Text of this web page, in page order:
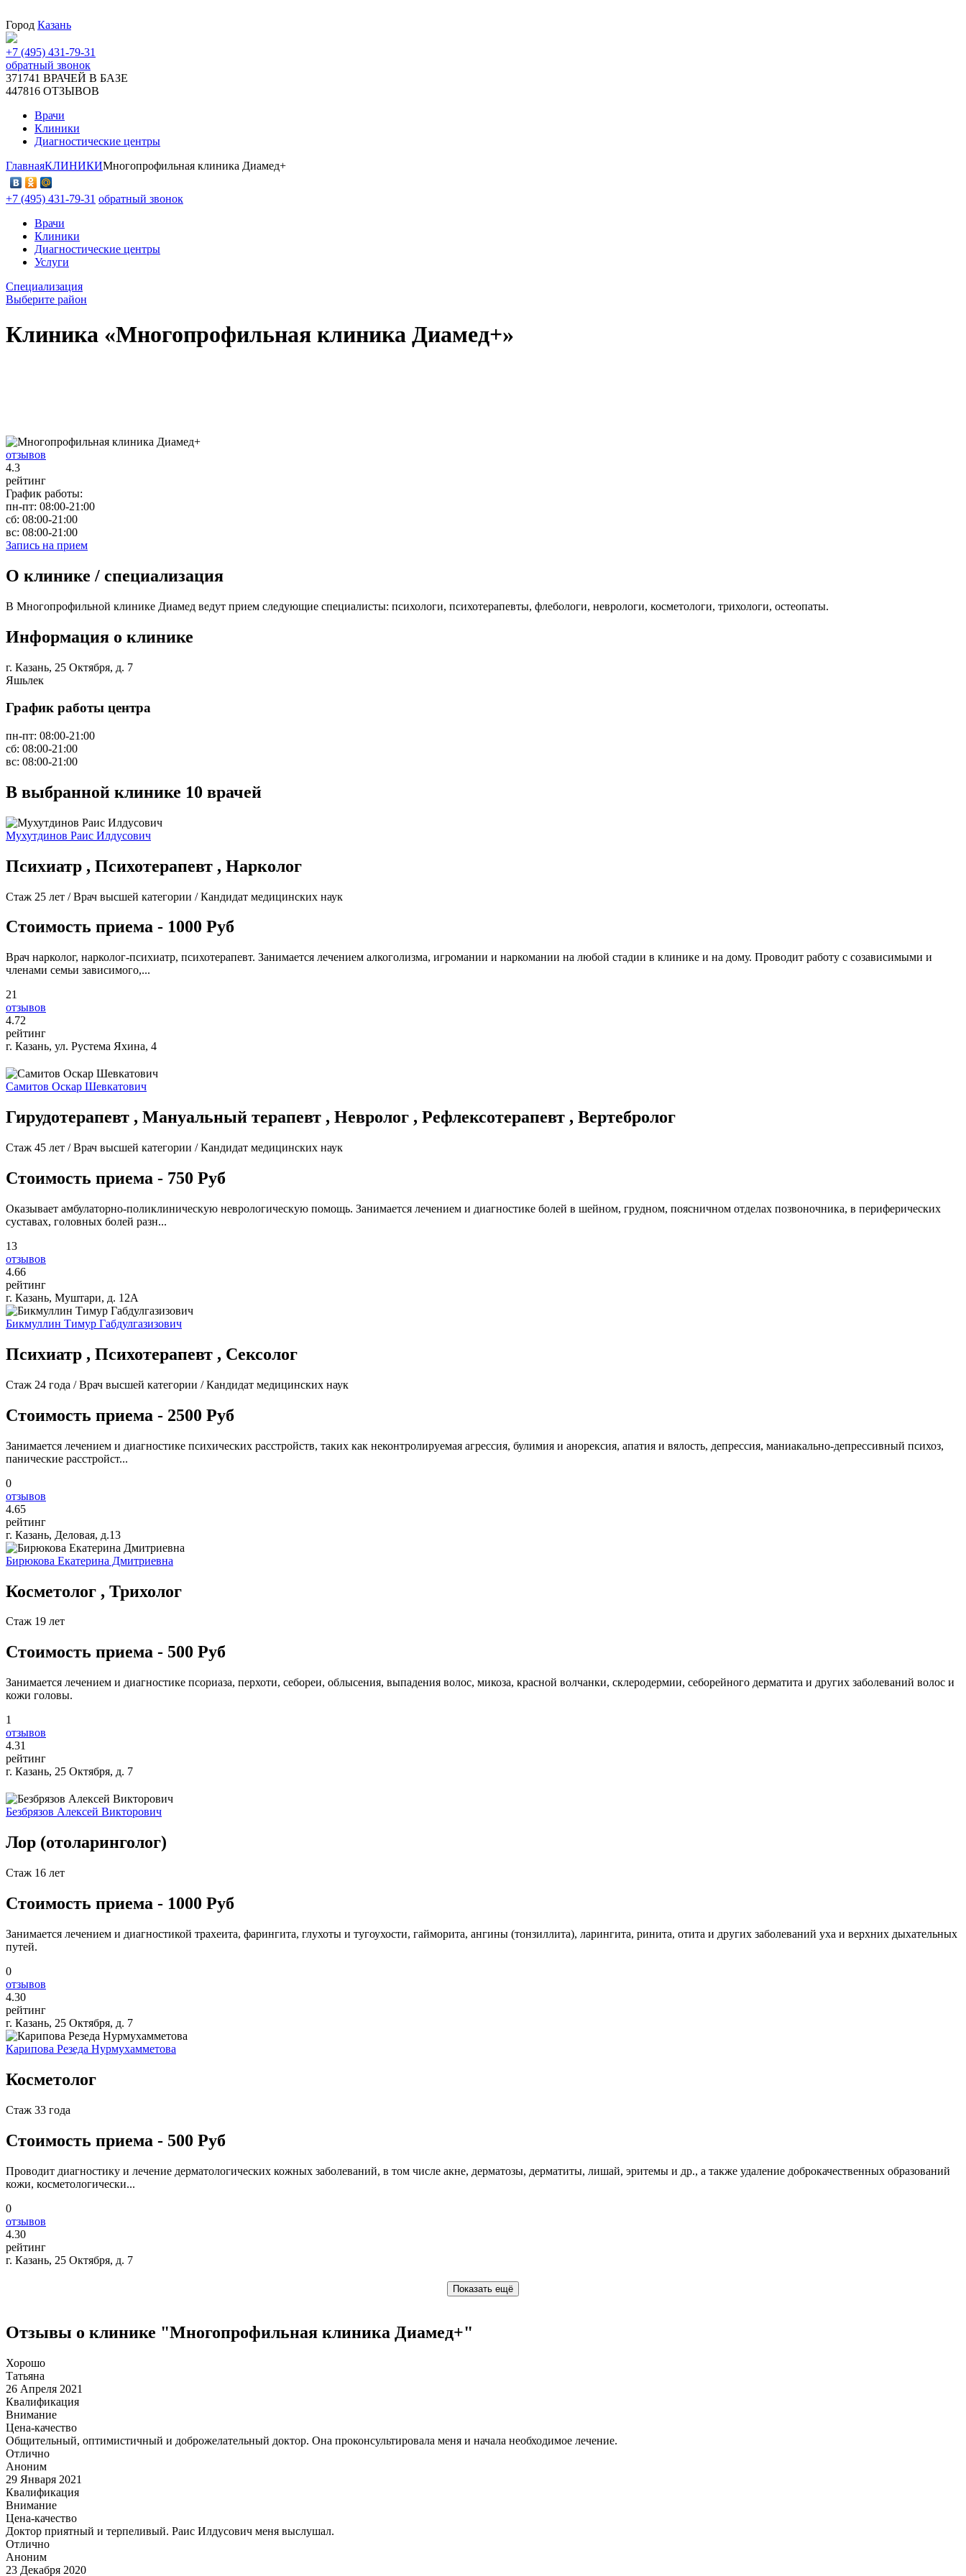
Город Казань
+7 (495) 431-79-31
обратный звонок
371741 ВРАЧЕЙ В БАЗЕ
447816 ОТЗЫВОВ
Врачи
Клиники
Диагностические центры
ГлавнаяКЛИНИКИМногопрофильная клиника Диамед+
+7 (495) 431-79-31 обратный звонок
Врачи
Клиники
Диагностические центры
Услуги
Специализация
Выберите район
Клиника «Многопрофильная клиника Диамед+»
отзывов
4.3
рейтинг
График работы:
пн-пт: 08:00-21:00
сб: 08:00-21:00
вс: 08:00-21:00
Запись на прием
О клинике / специализация
В Многопрофильной клинике Диамед ведут прием следующие специалисты: психологи, психотерапевты, флебологи, неврологи, косметологи, трихологи, остеопаты.
Информация о клинике
г. Казань, 25 Октября, д. 7
Яшьлек
График работы центра
пн-пт: 08:00-21:00
сб: 08:00-21:00
вс: 08:00-21:00
В выбранной клинике 10 врачей
Мухутдинов Раис Илдусович
Психиатр , Психотерапевт , Нарколог
Стаж 25 лет / Врач высшей категории / Кандидат медицинских наук
Стоимость приема - 1000 Руб
Врач нарколог, нарколог-психиатр, психотерапевт. Занимается лечением алкоголизма, игромании и наркомании на любой стадии в клинике и на дому. Проводит работу с созависимыми и
членами семьи зависимого,...
21
отзывов
4.72
рейтинг
г. Казань, ул. Рустема Яхина, 4
Самитов Оскар Шевкатович
Гирудотерапевт , Мануальный терапевт , Невролог , Рефлексотерапевт , Вертебролог
Стаж 45 лет / Врач высшей категории / Кандидат медицинских наук
Стоимость приема - 750 Руб
Оказывает амбулаторно-поликлиническую неврологическую помощь. Занимается лечением и диагностике болей в шейном, грудном, поясничном отделах позвоночника, в периферических
суставах, головных болей разн...
13
отзывов
4.66
рейтинг
г. Казань, Муштари, д. 12А
Бикмуллин Тимур Габдулгазизович
Психиатр , Психотерапевт , Сексолог
Стаж 24 года / Врач высшей категории / Кандидат медицинских наук
Стоимость приема - 2500 Руб
Занимается лечением и диагностике психических расстройств, таких как неконтролируемая агрессия, булимия и анорексия, апатия и вялость, депрессия, маниакально-депрессивный психоз,
панические расстройст...
0
отзывов
4.65
рейтинг
г. Казань, Деловая, д.13
Бирюкова Екатерина Дмитриевна
Косметолог , Трихолог
Стаж 19 лет
Стоимость приема - 500 Руб
Занимается лечением и диагностике псориаза, перхоти, себореи, облысения, выпадения волос, микоза, красной волчанки, склеродермии, себорейного дерматита и других заболеваний волос и
кожи головы.
1
отзывов
4.31
рейтинг
г. Казань, 25 Октября, д. 7
Безбрязов Алексей Викторович
Лор (отоларинголог)
Стаж 16 лет
Стоимость приема - 1000 Руб
Занимается лечением и диагностикой трахеита, фарингита, глухоты и тугоухости, гайморита, ангины (тонзиллита), ларингита, ринита, отита и других заболеваний уха и верхних дыхательных
путей.
0
отзывов
4.30
рейтинг
г. Казань, 25 Октября, д. 7
Карипова Резеда Нурмухамметова
Косметолог
Стаж 33 года
Стоимость приема - 500 Руб
Проводит диагностику и лечение дерматологических кожных заболеваний, в том числе акне, дерматозы, дерматиты, лишай, эритемы и др., а также удаление доброкачественных образований
кожи, косметологически...
0
отзывов
4.30
рейтинг
г. Казань, 25 Октября, д. 7
Показать ещё
Отзывы о клинике "Многопрофильная клиника Диамед+"
Хорошо
Татьяна
26 Апреля 2021
Квалификация
Внимание
Цена-качество
Общительный, оптимистичный и доброжелательный доктор. Она проконсультировала меня и начала необходимое лечение.
Отлично
Аноним
29 Января 2021
Квалификация
Внимание
Цена-качество
Доктор приятный и терпеливый. Раис Илдусович меня выслушал.
Отлично
Аноним
23 Декабря 2020